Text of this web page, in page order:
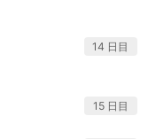
14 日目
15 日目